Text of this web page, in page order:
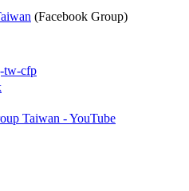
(Facebook Group)
tw-cfp
Taiwan - YouTube